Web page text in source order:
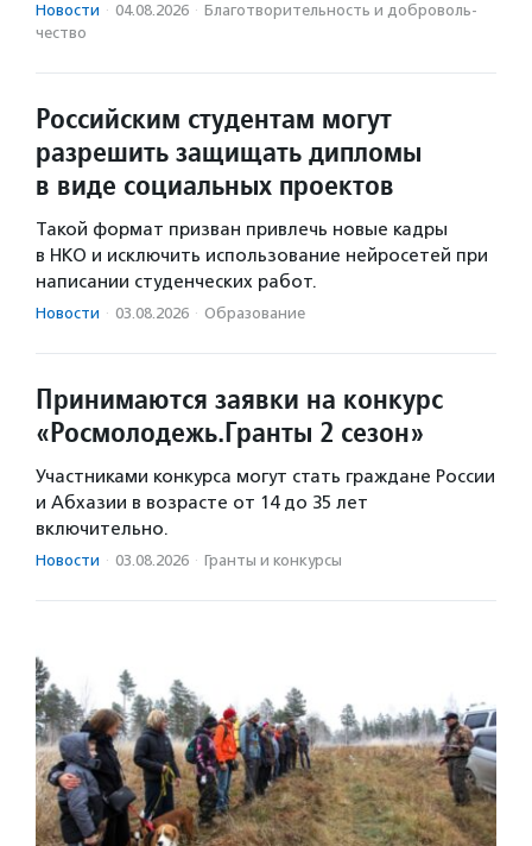
Новости · 04.08.2026 · Благотвори­тель­ность и доброволь­
чест­во
Российским студентам могут
разрешить защищать дипломы
в виде социальных проектов
Такой формат призван привлечь новые кадры
в НКО и исключить использование нейросетей при
написании студенческих работ.
Новости · 03.08.2026 · Образование
Принимаются заявки на конкурс
«Росмолодежь.Гранты 2 сезон»
Участниками конкурса могут стать граждане России
и Абхазии в возрасте от 14 до 35 лет
включительно.
Новости · 03.08.2026 · Гранты и конкурсы